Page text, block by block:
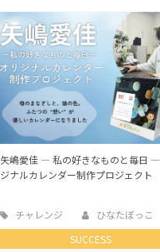
矢嶋愛佳 ― 私の好きなものと毎日 ―
ジナルカレンダー制作プロジェクト
チャレンジ
ひなたぼっこ 矢
SUCCESS